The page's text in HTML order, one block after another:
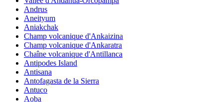
Andrus
Aneityum
Aniakchak
Champ volcanique d'Ankaizina
Champ volcanique d'Ankaratra
Chaîne volcanique d'Antillanca
Antipodes Island
Antisana
Antofagasta de la Sierra
Antuco
Aoba